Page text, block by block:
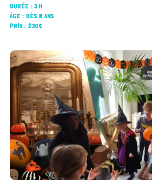
DURÉE : 3 H
ÂGE : DÈS 8 ANS
PRIX : 230€